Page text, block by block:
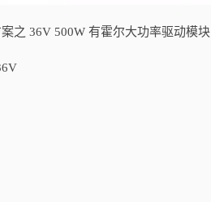
之 36V 500W 有霍尔大功率驱动模块